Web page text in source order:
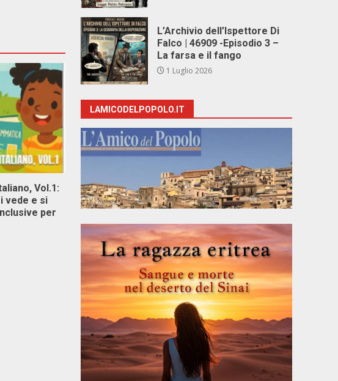
Vol.1:
vede e si
per
L’Archivio dell’Ispettore Di
Falco | 46909 -Episodio 3 –
La farsa e il fango
1 Luglio 2026
LAMICODELPOPOLO.IT